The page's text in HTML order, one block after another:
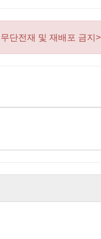
단전재 및 재배포 금지>